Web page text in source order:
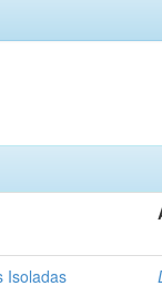
Isoladas